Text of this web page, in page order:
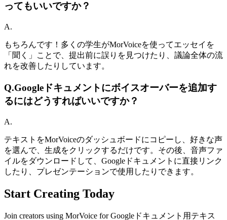
ってもいいですか？
A.
もちろんです！多くの学生がMorVoiceを使ってエッセイを
「聞く」ことで、提出前に誤りを見つけたり、議論全体の流
れを改善したりしています。
Q.Googleドキュメントにボイスオーバーを追加す
るにはどうすればいいですか？
A.
テキストをMorVoiceのダッシュボードにコピーし、好きな声
を選んで、生成をクリックするだけです。その後、音声ファ
イルをダウンロードして、Googleドキュメントに直接リンク
したり、プレゼンテーションで使用したりできます。
Start Creating Today
Join creators using MorVoice for Googleドキュメント用テキス